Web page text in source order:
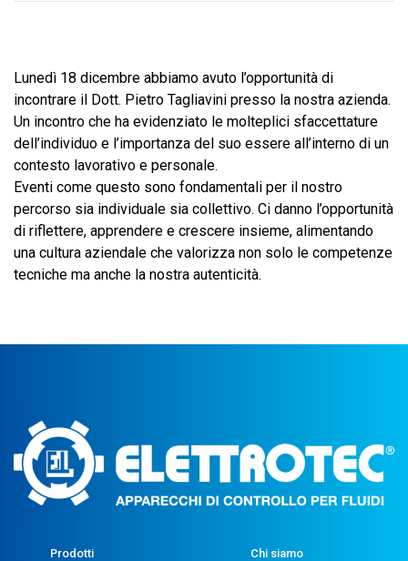
Lunedì 18 dicembre abbiamo avuto l’opportunità di
incontrare il Dott. Pietro Tagliavini presso la nostra azienda.
Un incontro che ha evidenziato le molteplici sfaccettature
dell’individuo e l’importanza del suo essere all’interno di un
contesto lavorativo e personale.
Eventi come questo sono fondamentali per il nostro
percorso sia individuale sia collettivo. Ci danno l’opportunità
di riflettere, apprendere e crescere insieme, alimentando
una cultura aziendale che valorizza non solo le competenze
tecniche ma anche la nostra autenticità.
Prodotti
Chi siamo